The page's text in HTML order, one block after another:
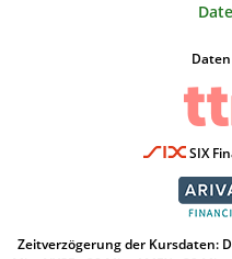
SIX
Zeitverzögerung der Kursdaten: